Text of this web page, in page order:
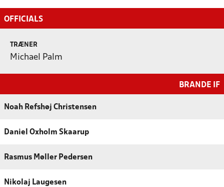
OFFICIALS
TRÆNER
Michael Palm
BRANDE IF
Noah Refshøj Christensen
Daniel Oxholm Skaarup
Rasmus Møller Pedersen
Nikolaj Laugesen